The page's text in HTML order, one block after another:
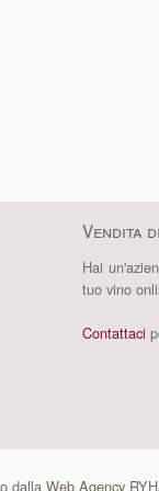
Vendita
Hai
tuo vino
Contattaci
dalla Web Agency